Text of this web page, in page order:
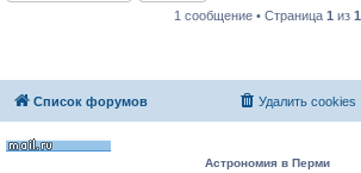
1 сообщение • Страница 1 из 1
Список форумов Удалить cookies
Астрономия в Перми